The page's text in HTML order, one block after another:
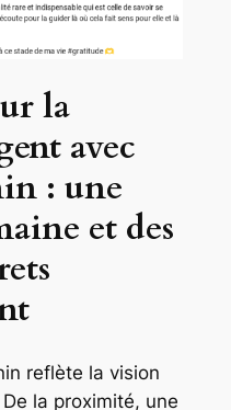
la
avec
: une
et des
reflète la vision
la proximité, une